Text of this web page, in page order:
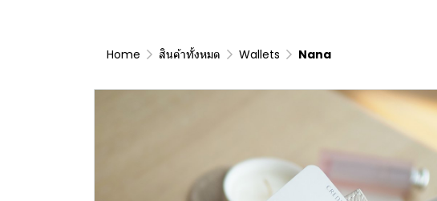
Home สินค้าทั้งหมด Wallets Nana